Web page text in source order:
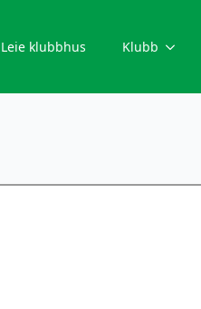
Leie klubbhus Klubb